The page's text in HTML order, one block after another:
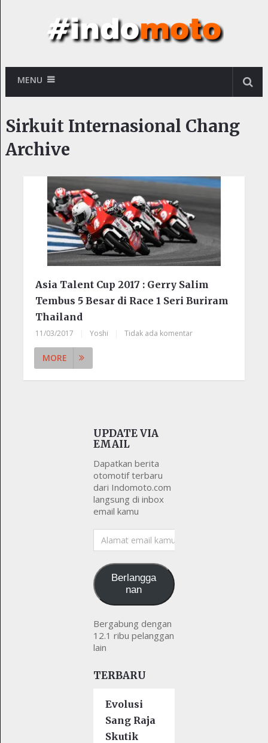
MENU
Sirkuit Internasional Chang
Archive
Asia Talent Cup 2017 : Gerry Salim
Tembus 5 Besar di Race 1 Seri Buriram
Thailand
11/03/2017 Yoshi Tidak ada komentar
MORE
UPDATE VIA
EMAIL
Dapatkan berita
otomotif terbaru
dari Indomoto.com
langsung di inbox
email kamu
Alamat
email
Berlangga
nan
Bergabung dengan
12.1 ribu pelanggan
lain
TERBARU
Evolusi
Sang Raja
Skutik